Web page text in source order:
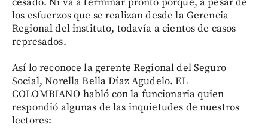
los esfuerzos que se realizan desde la Gerencia
Regional del instituto, todavía a cientos de casos
represados.
Así lo reconoce la gerente Regional del Seguro
Social, Norella Bella Díaz Agudelo. EL
COLOMBIANO habló con la funcionaria quien
respondió algunas de las inquietudes de nuestros
lectores: